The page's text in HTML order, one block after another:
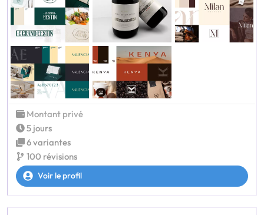
Montant privé
5 jours
6 variantes
100 révisions
Voir le profil